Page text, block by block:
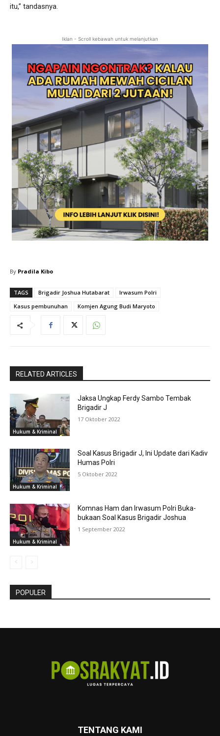
itu,” tandasnya.
Iklan - Scroll kebawah untuk melanjutkan
By Pradila Kibo
TAGS Brigadir Joshua Hutabarat
Irwasum Polri
Kasus pembunuhan
Komjen Agung Budi Maryoto
RELATED ARTICLES
Hukum & Kriminal
Jaksa Ungkap Ferdy Sambo Tembak
Brigadir J
17 Oktober 2022
Hukum & Kriminal
Soal Kasus Brigadir J, Ini Update dari Kadiv
Humas Polri
5 Oktober 2022
Hukum & Kriminal
Komnas Ham dan Irwasum Polri Buka-
bukaan Soal Kasus Brigadir Joshua
1 September 2022
POPULER
TENTANG KAMI